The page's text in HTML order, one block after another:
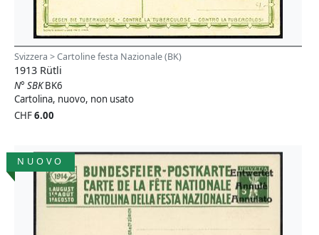
Svizzera > Cartoline festa Nazionale (BK)
1913 Rütli
N° SBKBK6
Cartolina, nuovo, non usato
CHF6.00
NUOVO